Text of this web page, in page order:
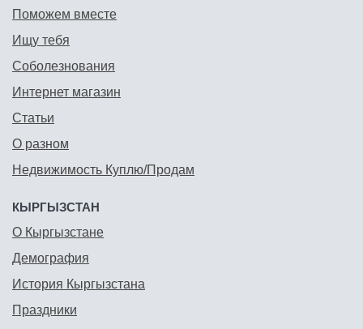
Поможем вместе
Ищу тебя
Соболезнования
Интернет магазин
Статьи
О разном
Недвижимость Куплю/Продам
КЫРГЫЗСТАН
О Кыргызстане
Демография
История Кыргызстана
Праздники